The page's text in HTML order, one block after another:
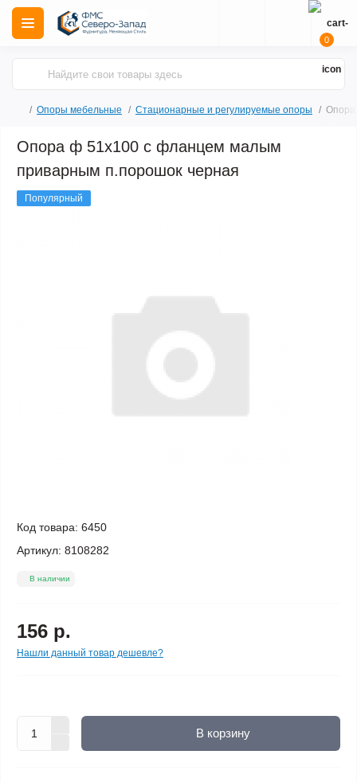
0
Опоры мебельные Стационарные и регулируемые опоры Опора
Опора ф 51х100 с фланцем малым
приварным п.порошок черная
Популярный
Код товара: 6450
Артикул: 8108282
В наличии
156 р.
Нашли данный товар дешевле?
В корзину